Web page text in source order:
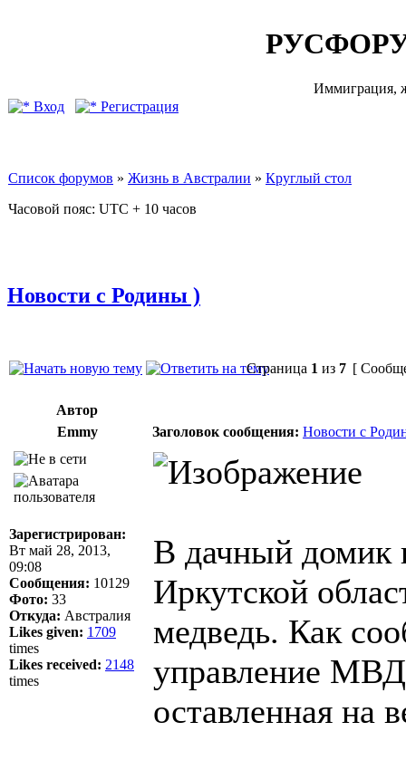
Иммиграция,
Вход
Регистрация
Список форумов » Жизнь в Австралии » Круглый стол
Часовой пояс: UTC + 10 часов
Новости с Родины )
Страница 1 из 7 [
Автор
Emmy
Заголовок сообщения: Новости с
Зарегистрирован:
Вт май 28, 2013,
09:08
Сообщения: 10129
Фото: 33
Откуда: Австралия
Likes given: 1709
times
Likes received: 2148
times
В дачный домик
Иркутской
медведь. Как
управление
оставленная на